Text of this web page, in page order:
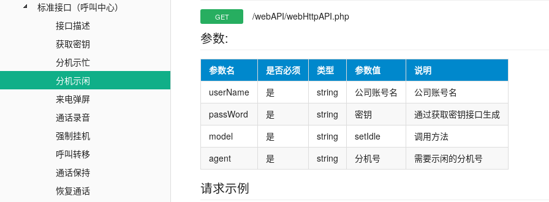
标准接口（呼叫中心）
接口描述
获取密钥
分机示忙
分机示闲
来电弹屏
通话录音
强制挂机
呼叫转移
通话保持
恢复通话
GET /webAPI/webHttpAPI.php
参数:
参数名 是否必须 类型 参数值
说明
userName
是 string 公司账号名
公司账号名
passWord
是 string 密钥
通过获取密钥接口生成
model
是 string setIdle
调用方法
agent
是 string 分机号 需要示闲的分机号
请求示例